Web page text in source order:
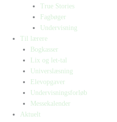
True Stories
Fagbøger
Undervisning
Til lærere
Bogkasser
Lix og let-tal
Universlæsning
Elevopgaver
Undervisningsforløb
Messekalender
Aktuelt